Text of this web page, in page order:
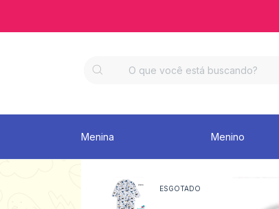
Menina Menino
ESGOTADO